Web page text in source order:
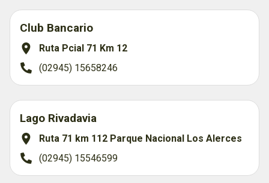
Club Bancario
Ruta Pcial 71 Km 12
(02945) 15658246
Lago Rivadavia
Ruta 71 km 112 Parque Nacional Los Alerces
(02945) 15546599